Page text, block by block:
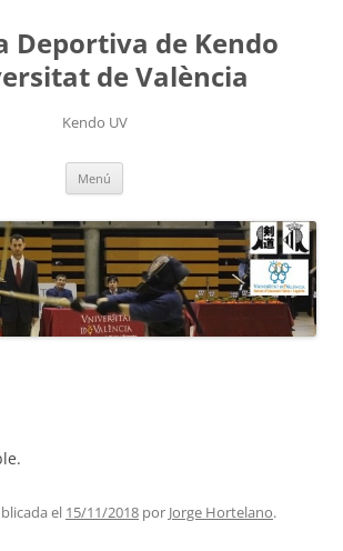
Deportiva de Kendo
de València
Kendo UV
Menú
el 15/11/2018 por Jorge Hortelano.